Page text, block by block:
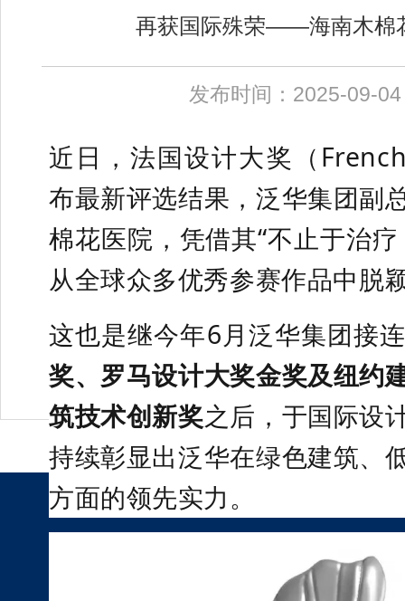
再获国际殊荣——海南木棉
发布时间：2025-
近日，法国设计大奖（
布最新评选结果，泛华集团
棉花医院， 凭借其“不止于治
从全球众多优秀参赛作品中脱
这也是继今年6月泛华集团接
奖、罗马设计大奖金奖及纽约
筑技术创新奖之后，于国际设
持续彰显出泛华在绿色建筑、
方面的领先实力。